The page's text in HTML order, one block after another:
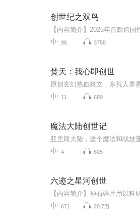
创世纪之双鸟
96 3758
焚天：我心即创世
11 689
魔法大陆创世记
4 605
六迹之星河创世
671 20.7万